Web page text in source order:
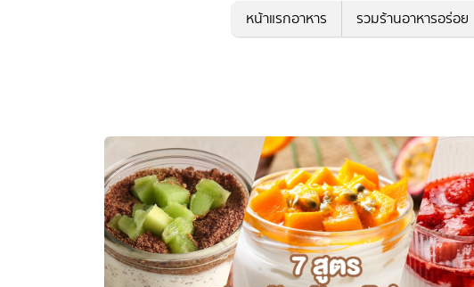
หน้าแรกอาหาร รวมร้านอาหารอร่อย